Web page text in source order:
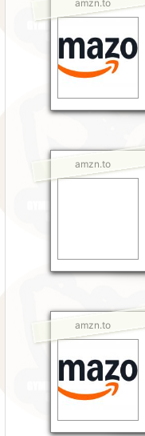
amzn.to
amzn.to
amzn.to